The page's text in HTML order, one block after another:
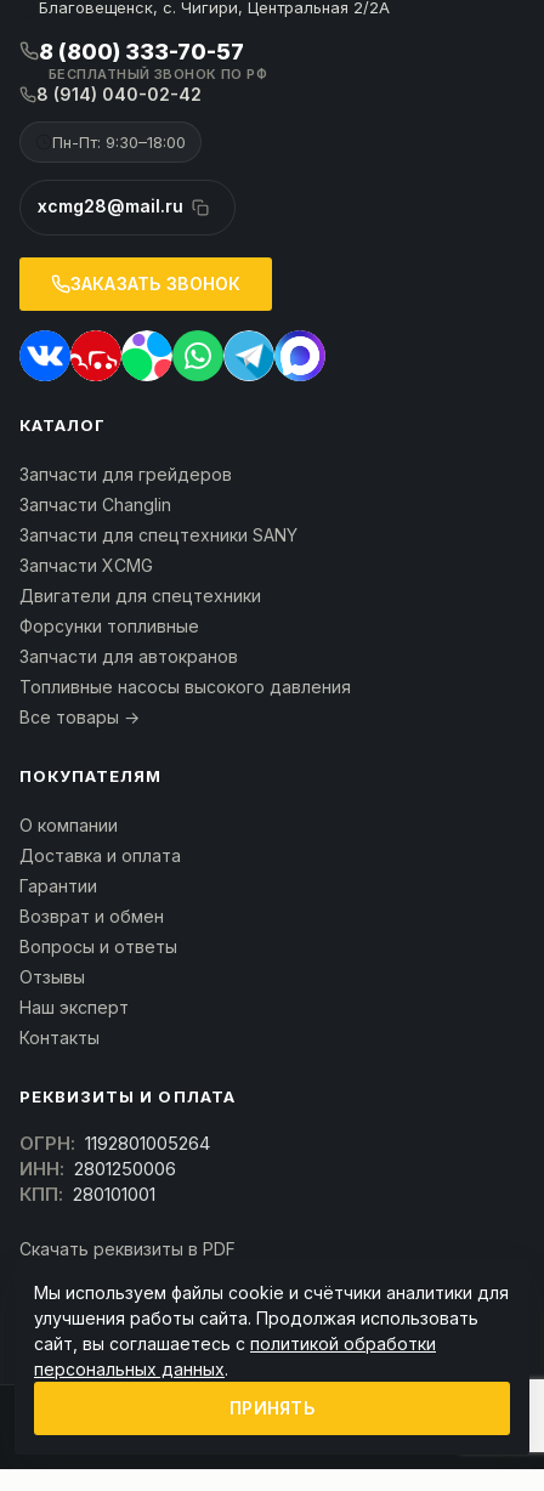
Благовещенск, с. Чигири, Центральная 2/2А
8 (800) 333-70-57
БЕСПЛАТНЫЙ ЗВОНОК ПО РФ
8 (914) 040-02-42
Пн-Пт: 9:30–18:00
xcmg28@mail.ru
ЗАКАЗАТЬ ЗВОНОК
КАТАЛОГ
Запчасти для грейдеров
Запчасти Changlin
Запчасти для спецтехники SANY
Запчасти XCMG
Двигатели для спецтехники
Форсунки топливные
Запчасти для автокранов
Топливные насосы высокого давления
Все товары →
ПОКУПАТЕЛЯМ
О компании
Доставка и оплата
Гарантии
Возврат и обмен
Вопросы и ответы
Отзывы
Наш эксперт
Контакты
РЕКВИЗИТЫ И ОПЛАТА
ОГРН: 1192801005264
ИНН: 2801250006
КПП: 280101001
Скачать реквизиты в PDF
(Скачать договор)
Мы используем файлы cookie и счётчики аналитики для
улучшения работы сайта. Продолжая использовать
сайт, вы соглашаетесь с политикой обработки
персональных данных.
ПРИНЯТЬ